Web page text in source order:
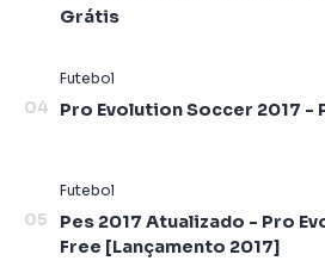
Grátis
Pro Evolution Soccer 2017 -
Pes 2017 Atualizado - Pro
Free [Lançamento 2017]